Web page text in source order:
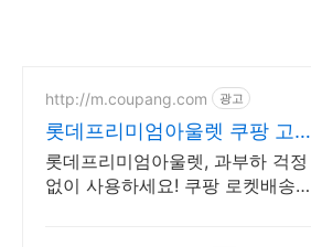
http://m.coupang.com 광고
롯데프리미엄아울렛 쿠팡 고용
량으로 대형가전도 OK
롯데프리미엄아울렛, 과부하 걱정
없이 사용하세요! 쿠팡 로켓배송으